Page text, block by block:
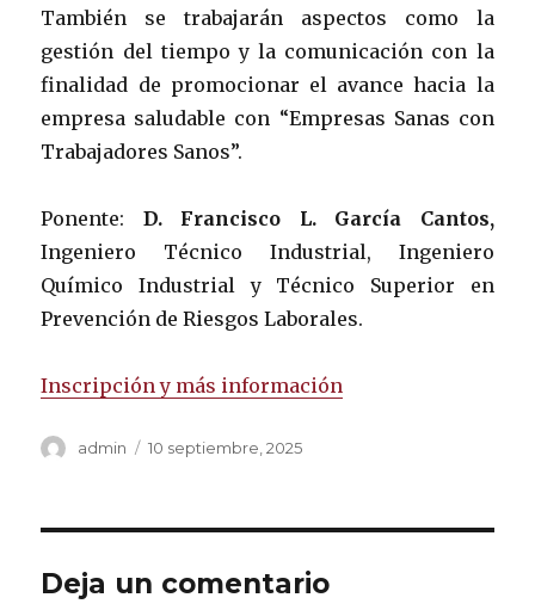
También se trabajarán aspectos como la
gestión del tiempo y la comunicación con la
finalidad de promocionar el avance hacia la
empresa saludable con “Empresas Sanas con
Trabajadores Sanos”.
Ponente: D. Francisco L. García Cantos,
Ingeniero Técnico Industrial, Ingeniero
Químico Industrial y Técnico Superior en
Prevención de Riesgos Laborales.
Inscripción y más información
Autor
admin
Publicado
10 septiembre, 2025
Deja un comentario